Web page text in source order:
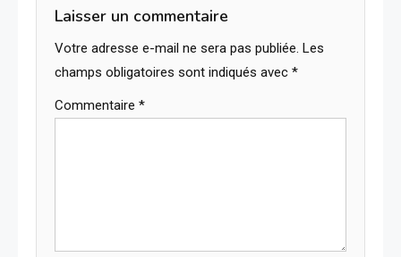
Laisser un commentaire
Votre adresse e-mail ne sera pas publiée. Les
champs obligatoires sont indiqués avec *
Commentaire *